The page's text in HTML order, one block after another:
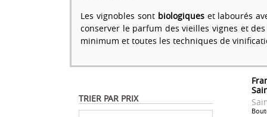
Les vignobles sont biologiqueset labourés
conserver le parfum des vieilles vignes et
minimum et toutes les techniques de
TRIER PAR PRIX